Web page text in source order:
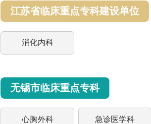
江苏省临床重点专科建设单位
消化内科
无锡市临床重点专科
心胸外科 急诊医学科